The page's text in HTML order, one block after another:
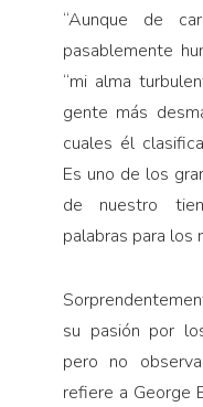
“Aunque de
pasablemente
“mi alma
gente más
cuales él
Es uno de los
de nuestro
palabras para los
su pasión por
pero no
refiere a George